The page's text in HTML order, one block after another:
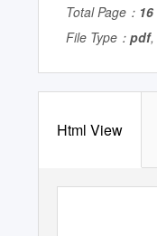
Total Page： 16
File Type： pdf,
Html View